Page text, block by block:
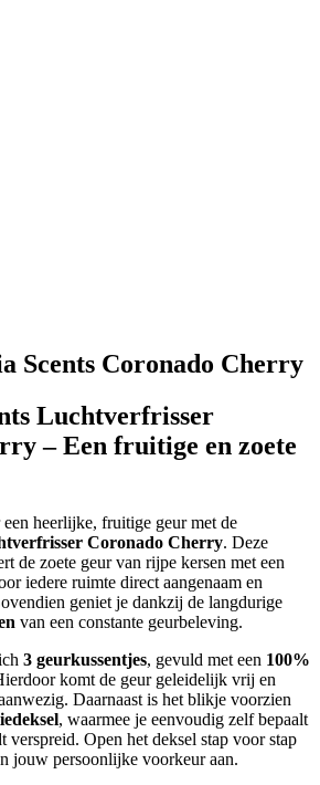
Scents Coronado Cherry
Luchtverfrisser
– Een fruitige en zoete
heerlijke, fruitige geur met de
Coronado Cherry. Deze
de zoete geur van rijpe kersen met een
iedere ruimte direct aangenaam en
geniet je dankzij de langdurige
van een constante geurbeleving.
3 geurkussentjes, gevuld met een 100%
komt de geur geleidelijk vrij en
Daarnaast is het blikje voorzien
, waarmee je eenvoudig zelf bepaalt
verspreid. Open het deksel stap voor stap
jouw persoonlijke voorkeur aan.